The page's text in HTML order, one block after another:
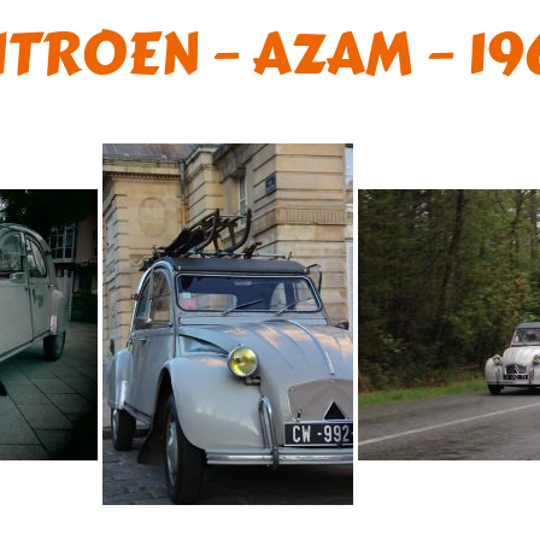
– AZAM –